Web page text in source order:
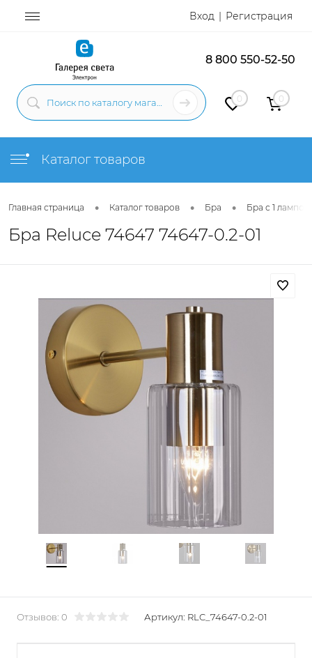
Вход Регистрация
8 800 550-52-50
0 0
Каталог товаров
Главная страница • Каталог товаров • Бра • Бра с 1 лампой
Бра Reluce 74647 74647-0.2-01
Отзывов: 0 Артикул: RLC_74647-0.2-01